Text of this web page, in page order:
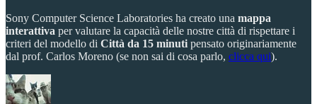
Sony Computer Science Laboratories ha creato una mappa
interattiva per valutare la capacità delle nostre città di rispettare i
criteri del modello di Città da 15 minuti pensato originariamente
dal prof. Carlos Moreno (se non sai di cosa parlo, clicca qui).